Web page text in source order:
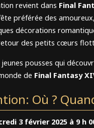
revient dans Final
préférée des
décorations
des petits cœurs
jeunes pousses qui
de Final Fantasy
Où ?
3 février 2025 à 9 h